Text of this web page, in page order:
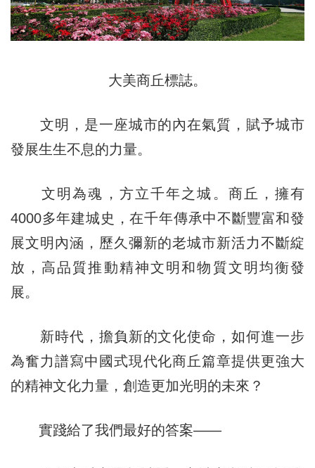
大美商丘標誌。
文明，是一座城市的內在氣質，賦予城市
發展生生不息的力量。
文明為魂，方立千年之城。商丘，擁有
4000多年建城史，在千年傳承中不斷豐富和發
展文明內涵，歷久彌新的老城市新活力不斷綻
放，高品質推動精神文明和物質文明均衡發
展。
新時代，擔負新的文化使命，如何進一步
為奮力譜寫中國式現代化商丘篇章提供更強大
的精神文化力量，創造更加光明的未來？
實踐給了我們最好的答案——